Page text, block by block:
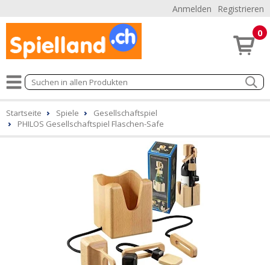
Anmelden Registrieren
0
Startseite Spiele
Gesellschaftspiel
PHILOS Gesellschaftspiel Flaschen-Safe